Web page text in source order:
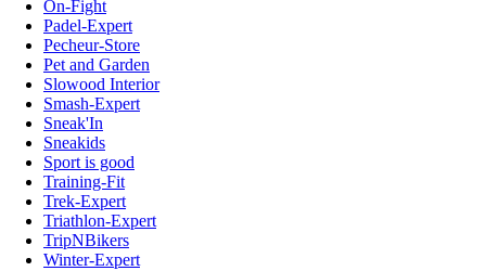
On-Fight
Padel-Expert
Pecheur-Store
Pet and Garden
Slowood Interior
Smash-Expert
Sneak'In
Sneakids
Sport is good
Training-Fit
Trek-Expert
Triathlon-Expert
TripNBikers
Winter-Expert